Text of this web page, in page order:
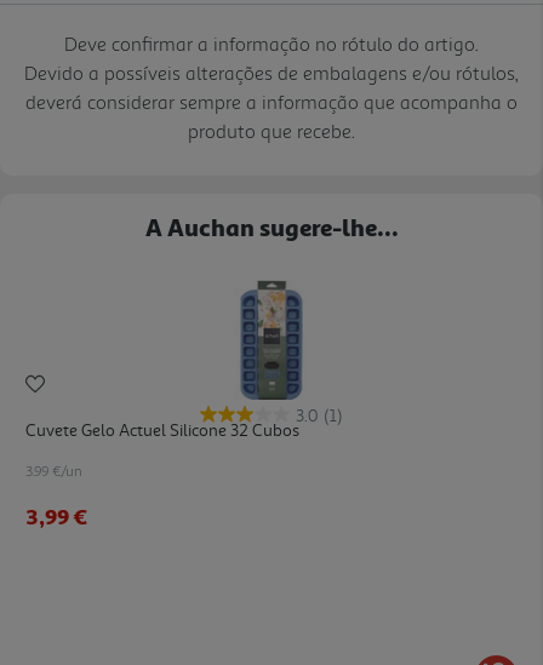
Deve confirmar a informação no rótulo do artigo.
Devido a possíveis alterações de embalagens e/ou rótulos,
deverá considerar sempre a informação que acompanha o
produto que recebe.
A Auchan sugere-lhe...
3.0 (1)
Cuvete Gelo Actuel Silicone 32 Cubos
3.99 €/un
3,99 €